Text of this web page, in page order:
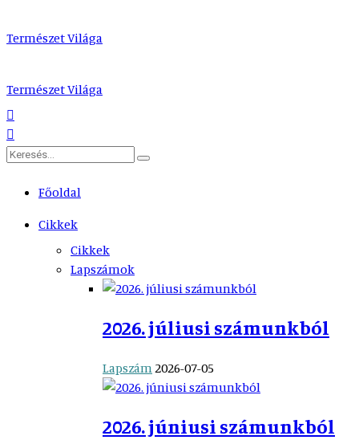
Természet Világa
Természet Világa
Főoldal
Cikkek
Cikkek
Lapszámok
2026. júliusi számunkból
Lapszám 2026-07-05
2026. júniusi számunkból